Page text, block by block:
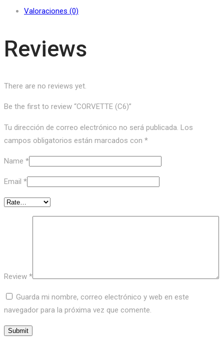
Valoraciones (0)
Reviews
There are no reviews yet.
Be the first to review “CORVETTE (C6)”
Tu dirección de correo electrónico no será publicada. Los
campos obligatorios están marcados con *
Name *
Email *
Review *
Guarda mi nombre, correo electrónico y web en este
navegador para la próxima vez que comente.